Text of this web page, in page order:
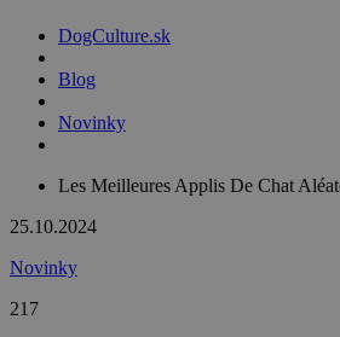
DogCulture.sk
Blog
Novinky
Les Meilleures Applis De Chat
25.10.2024
Novinky
217